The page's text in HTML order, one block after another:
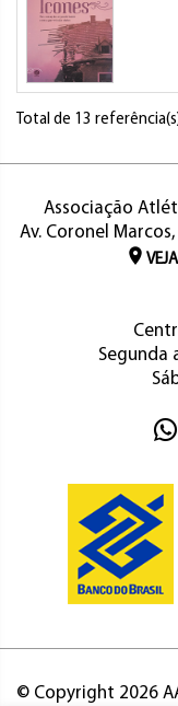
Total de 13
Associação
Av. Coronel
Segunda
© Copyright 2026